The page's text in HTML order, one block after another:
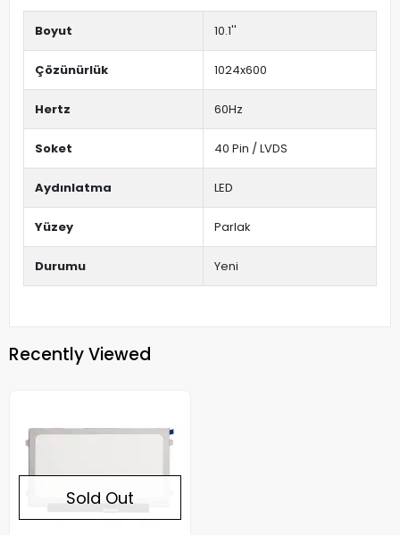
Boyut 10.1''
Çözünürlük 1024x600
Hertz 60Hz
Soket 40 Pin / LVDS
Aydınlatma LED
Yüzey Parlak
Durumu Yeni
Recently Viewed
Sold Out